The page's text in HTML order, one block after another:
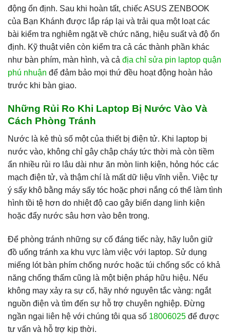
động ổn định. Sau khi hoàn tất, chiếc ASUS ZENBOOK
của Bạn Khánh được lắp ráp lại và trải qua một loạt các
bài kiểm tra nghiêm ngặt về chức năng, hiệu suất và độ ổn
định. Kỹ thuật viên còn kiểm tra cả các thành phần khác
như bàn phím, màn hình, và cả địa chỉ sửa pin laptop quận
phú nhuận để đảm bảo mọi thứ đều hoạt động hoàn hảo
trước khi bàn giao.
Những Rủi Ro Khi Laptop Bị Nước Vào Và
Cách Phòng Tránh
Nước là kẻ thù số một của thiết bị điện tử. Khi laptop bị
nước vào, không chỉ gây chập cháy tức thời mà còn tiềm
ẩn nhiều rủi ro lâu dài như ăn mòn linh kiện, hỏng hóc các
mạch điện tử, và thậm chí là mất dữ liệu vĩnh viễn. Việc tự
ý sấy khô bằng máy sấy tóc hoặc phơi nắng có thể làm tình
hình tồi tệ hơn do nhiệt độ cao gây biến dạng linh kiện
hoặc đẩy nước sâu hơn vào bên trong.
Để phòng tránh những sự cố đáng tiếc này, hãy luôn giữ
đồ uống tránh xa khu vực làm việc với laptop. Sử dụng
miếng lót bàn phím chống nước hoặc túi chống sốc có khả
năng chống thấm cũng là một biện pháp hữu hiệu. Nếu
không may xảy ra sự cố, hãy nhớ nguyên tắc vàng: ngắt
nguồn điện và tìm đến sự hỗ trợ chuyên nghiệp. Đừng
ngần ngại liên hệ với chúng tôi qua số 18006025 để được
tư vấn và hỗ trợ kịp thời.